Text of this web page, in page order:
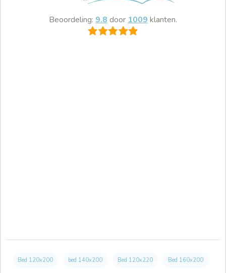
Beoordeling: 9.8 door 1009 klanten.
Bed 120x200 bed 140x200 Bed 120x220 Bed 160x200